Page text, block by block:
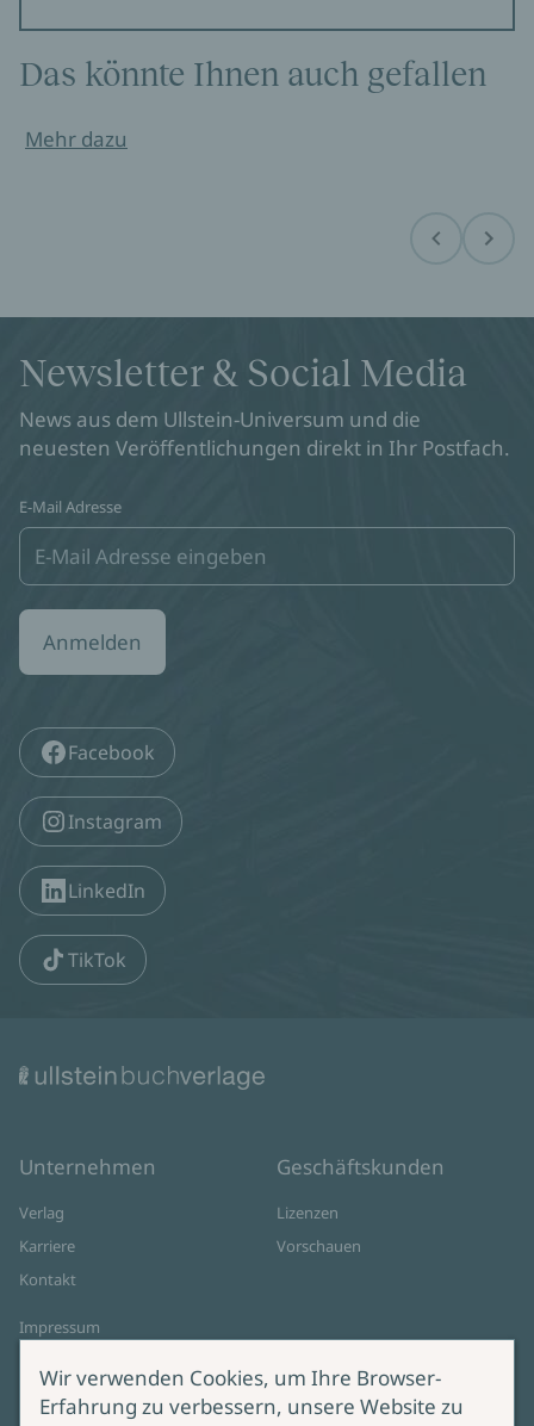
Das könnte Ihnen auch gefallen
Mehr dazu
Before Next
Newsletter & Social Media
News aus dem Ullstein-Universum und die
neuesten Veröffentlichungen direkt in Ihr Postfach.
E-Mail Adresse
Anmelden
Facebook
Instagram
LinkedIn
TikTok
Unternehmen
Verlag
Karriere
Kontakt
Impressum
Cookie-Einstellungen
Geschäftskunden
Lizenzen
Vorschauen
Wir verwenden Cookies, um Ihre Browser-
Erfahrung zu verbessern, unsere Website zu